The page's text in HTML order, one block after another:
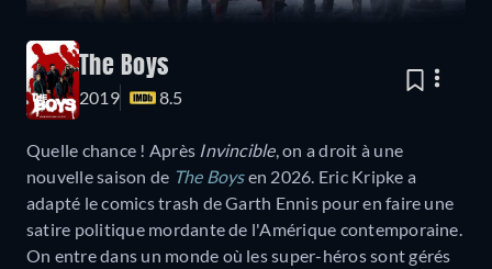
The Boys
2019 8.5
Quelle chance ! Après Invincible, on a droit à une
nouvelle saison de The Boysen 2026. Eric Kripke a
adapté le comics trash de Garth Ennis pour en faire une
satire politique mordante de l'Amérique contemporaine.
On entre dans un monde où les super-héros sont gérés